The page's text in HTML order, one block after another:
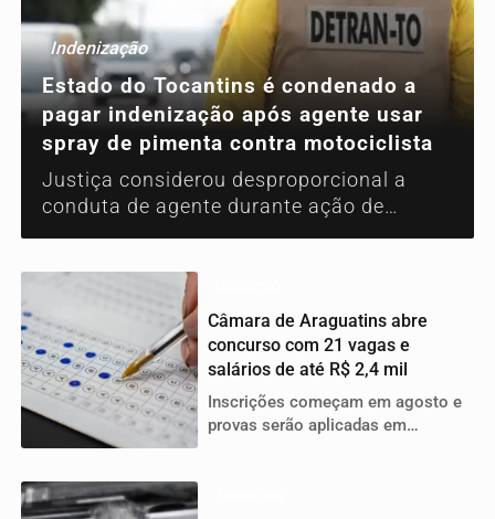
Indenização
Estado do Tocantins é condenado a
pagar indenização após agente usar
spray de pimenta contra motociclista
Justiça considerou desproporcional a
conduta de agente durante ação de
trânsito na capital
Câmara de Araguatins abre
concurso com 21 vagas e
salários de até R$ 2,4 mil
Inscrições começam em agosto e
provas serão aplicadas em